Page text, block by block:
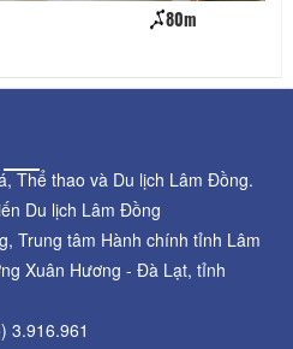
80m
Thể thao và Du lịch Lâm Đồng.
Du lịch Lâm Đồng
Trung tâm Hành chính tỉnh Lâm
Xuân Hương - Đà Lạt, tỉnh
3.916.961